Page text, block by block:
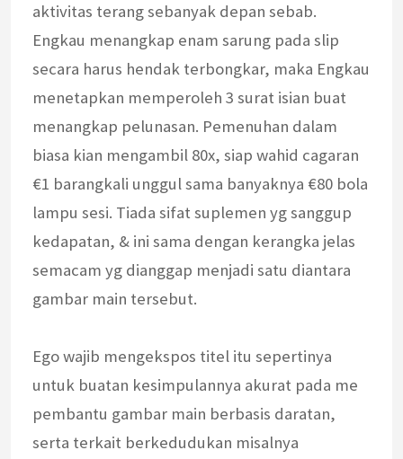
aktivitas terang sebanyak depan sebab.
Engkau menangkap enam sarung pada slip
secara harus hendak terbongkar, maka Engkau
menetapkan memperoleh 3 surat isian buat
menangkap pelunasan. Pemenuhan dalam
biasa kian mengambil 80x, siap wahid cagaran
€1 barangkali unggul sama banyaknya €80 bola
lampu sesi. Tiada sifat suplemen yg sanggup
kedapatan, & ini sama dengan kerangka jelas
semacam yg dianggap menjadi satu diantara
gambar main tersebut.
Ego wajib mengekspos titel itu sepertinya
untuk buatan kesimpulannya akurat pada me
pembantu gambar main berbasis daratan,
serta terkait berkedudukan misalnya